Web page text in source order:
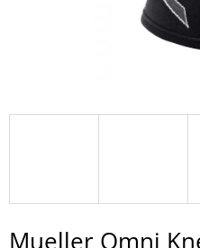
Mueller Omni